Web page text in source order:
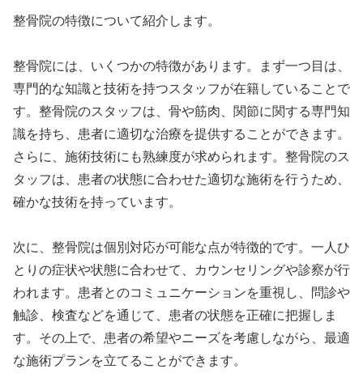
整骨院の特徴について紹介します。
整骨院には、いくつかの特徴があります。まず一つ目は、
専門的な知識と技術を持つスタッフが在籍していることで
す。整骨院のスタッフは、骨や筋肉、関節に関する専門知
識を持ち、患者に適切な治療を提供することができます。
さらに、施術技術にも熟練度が求められます。整骨院のス
タッフは、患者の状態に合わせた適切な施術を行うため、
確かな技術を持っています。
次に、整骨院は個別対応が可能な点が特徴的です。一人ひ
とりの症状や状態に合わせて、カウンセリングや診察が行
われます。患者とのコミュニケーションを重視し、問診や
触診、検査などを通じて、患者の状態を正確に把握しま
す。その上で、患者の希望やニーズを考慮しながら、最適
な施術プランを立てることができます。